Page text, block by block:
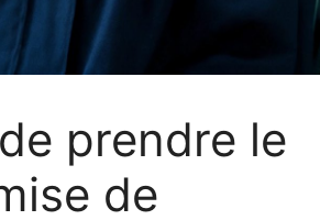
prendre le
de